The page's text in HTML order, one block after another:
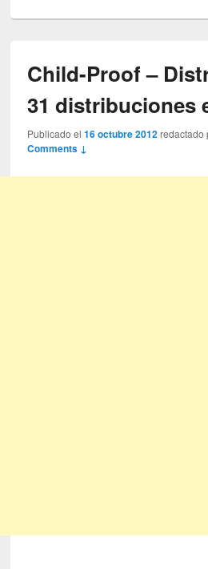
Child-Proof –
31 distribuciones
Publicado el16 octubre 2012
Comments ↓